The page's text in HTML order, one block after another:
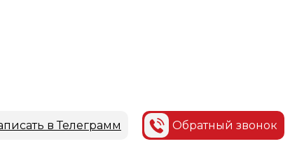
в Телеграмм Обратный звонок